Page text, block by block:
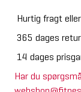
Hurtig fragt
365 dages
14 dages
Har du